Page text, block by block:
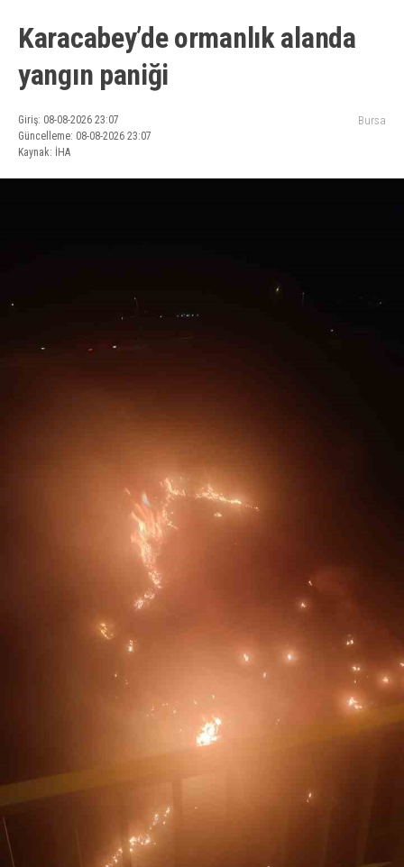
Karacabey’de ormanlık alanda
yangın paniği
Giriş: 08-08-2026 23:07
Güncelleme: 08-08-2026 23:07
Kaynak: İHA
Bursa